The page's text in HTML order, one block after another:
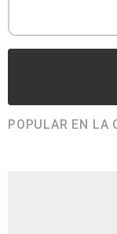
POPULAR EN LA